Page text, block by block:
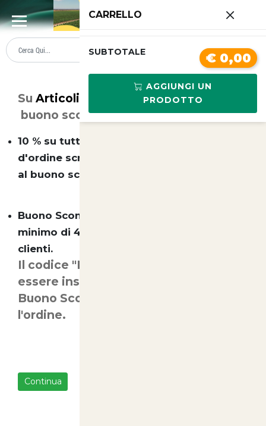
Su Articoli Animali
esistono due tipi di
buono sconto ( non cumulabili):
10 % su tutto il catalogo e senza minimo
d'ordine scrivendo nella casella dedicata
al buono sconto "ebay"
Buono Sconto 10 euro su un acquisto
minimo di 49 euro per tutti i nostri nuovi
clienti.
Il codice "Newclient" o "ebay" deve
essere inserito nell'apposito campo
Buono Sconto prima di concludere
l'ordine.
Continua
CARRELLO
SUBTOTALE € 0,00
AGGIUNGI UN
PRODOTTO